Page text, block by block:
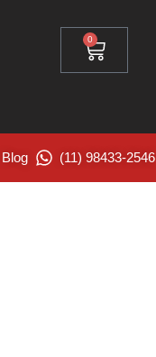
0
Blog (11) 98433-2546